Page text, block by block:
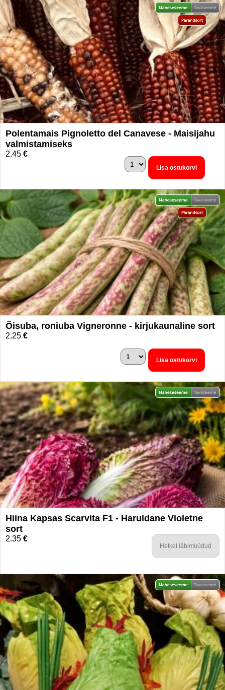
Polentamais Pignoletto del Canavese - Maisijahu
valmistamiseks
2.45 €
Lisa ostukorvi
Õisuba, roniuba Vigneronne - kirjukaunaline sort
2.25 €
Lisa ostukorvi
Hiina Kapsas Scarvita F1 - Haruldane Violetne
sort
2.35 €
Hetkel läbimüüdud